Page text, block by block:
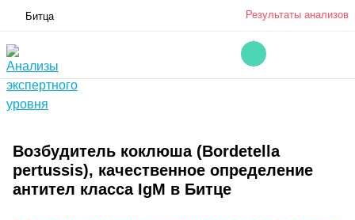
Битца Результаты анализов
Возбудитель коклюша (Bordetella
pertussis), качественное определение
антител класса IgM в Битце